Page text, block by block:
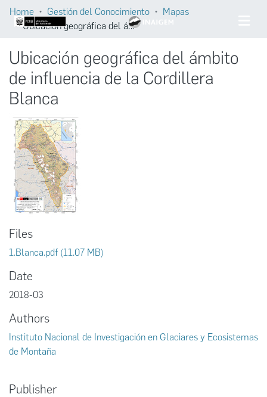
Home Gestión del Conocimiento
Mapas
Ubicación geográfica del ámbito de influencia de la Cordillera Blanca
Ubicación geográfica del ámbito
de influencia de la Cordillera
Blanca
Files
1.Blanca.pdf (11.07 MB)
Date
2018-03
Authors
Instituto Nacional de Investigación en Glaciares y Ecosistemas
de Montaña
Publisher